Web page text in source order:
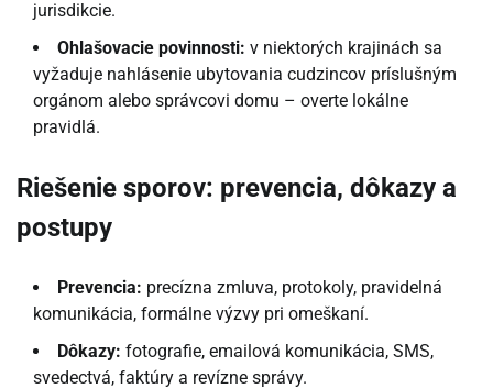
jurisdikcie.
Ohlašovacie povinnosti: v niektorých krajinách sa
vyžaduje nahlásenie ubytovania cudzincov príslušným
orgánom alebo správcovi domu – overte lokálne
pravidlá.
Riešenie sporov: prevencia, dôkazy a
postupy
Prevencia: precízna zmluva, protokoly, pravidelná
komunikácia, formálne výzvy pri omeškaní.
Dôkazy: fotografie, emailová komunikácia, SMS,
svedectvá, faktúry a revízne správy.